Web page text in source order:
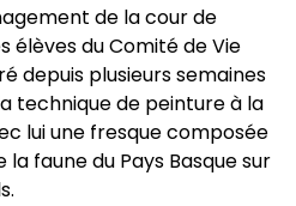
de la cour de
élèves du Comité de Vie
depuis plusieurs semaines
technique de peinture à la
lui une fresque composée
faune du Pays Basque sur